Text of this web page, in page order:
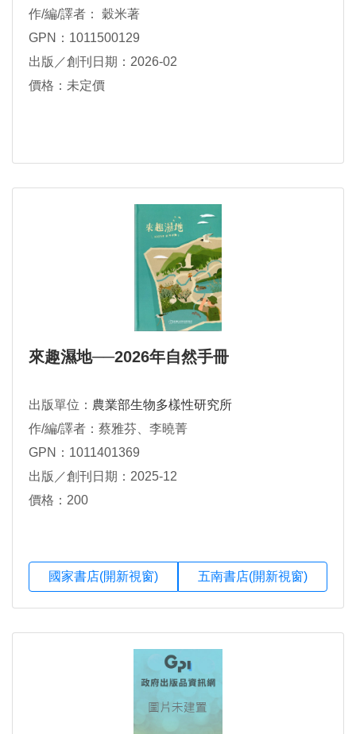
作/編/譯者： 穀米著
GPN：1011500129
出版／創刊日期：2026-02
價格：未定價
來趣濕地──2026年自然手冊
出版單位： 農業部生物多樣性研究所
作/編/譯者：蔡雅芬、李曉菁
GPN：1011401369
出版／創刊日期：2025-12
價格：200
國家書店(開新視窗) 五南書店(開新視窗)